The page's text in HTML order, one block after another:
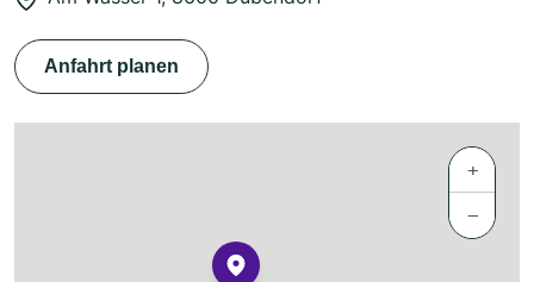
Anfahrt planen
+
−